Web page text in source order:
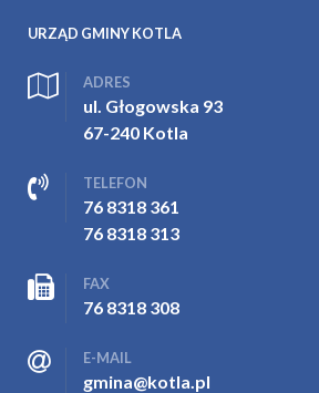
URZĄD GMINY KOTLA
ADRES
ul. Głogowska 93
67-240 Kotla
TELEFON
76 8318 361
76 8318 313
FAX
76 8318 308
E-MAIL
gmina@kotla.pl